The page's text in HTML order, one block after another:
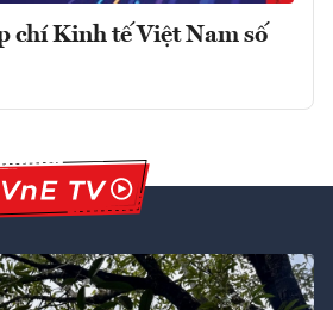
chí Kinh tế Việt Nam số